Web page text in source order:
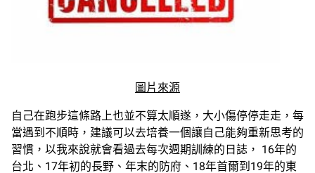
圖片來源
自己在跑步這條路上也並不算太順遂，大小傷停停走走，每
當遇到不順時，建議可以去培養一個讓自己能夠重新思考的
習慣，以我來說就會看過去每次週期訓練的日誌， 16年的
台北、17年初的長野、年末的防府、18年首爾到19年的東